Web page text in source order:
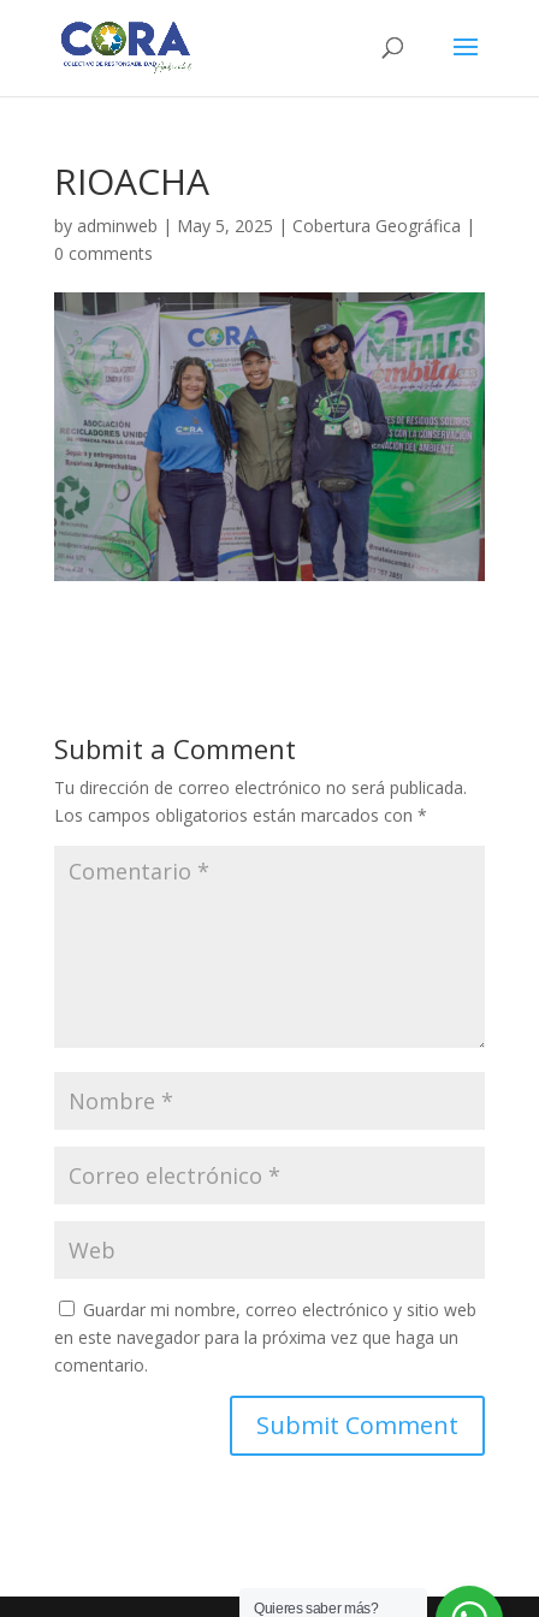
RIOACHA
by adminweb | May 5, 2025 | Cobertura Geográfica |
0 comments
Submit a Comment
Tu dirección de correo electrónico no será publicada.
Los campos obligatorios están marcados con *
Guardar mi nombre, correo electrónico y sitio web
en este navegador para la próxima vez que haga un
comentario.
Quieres saber más?